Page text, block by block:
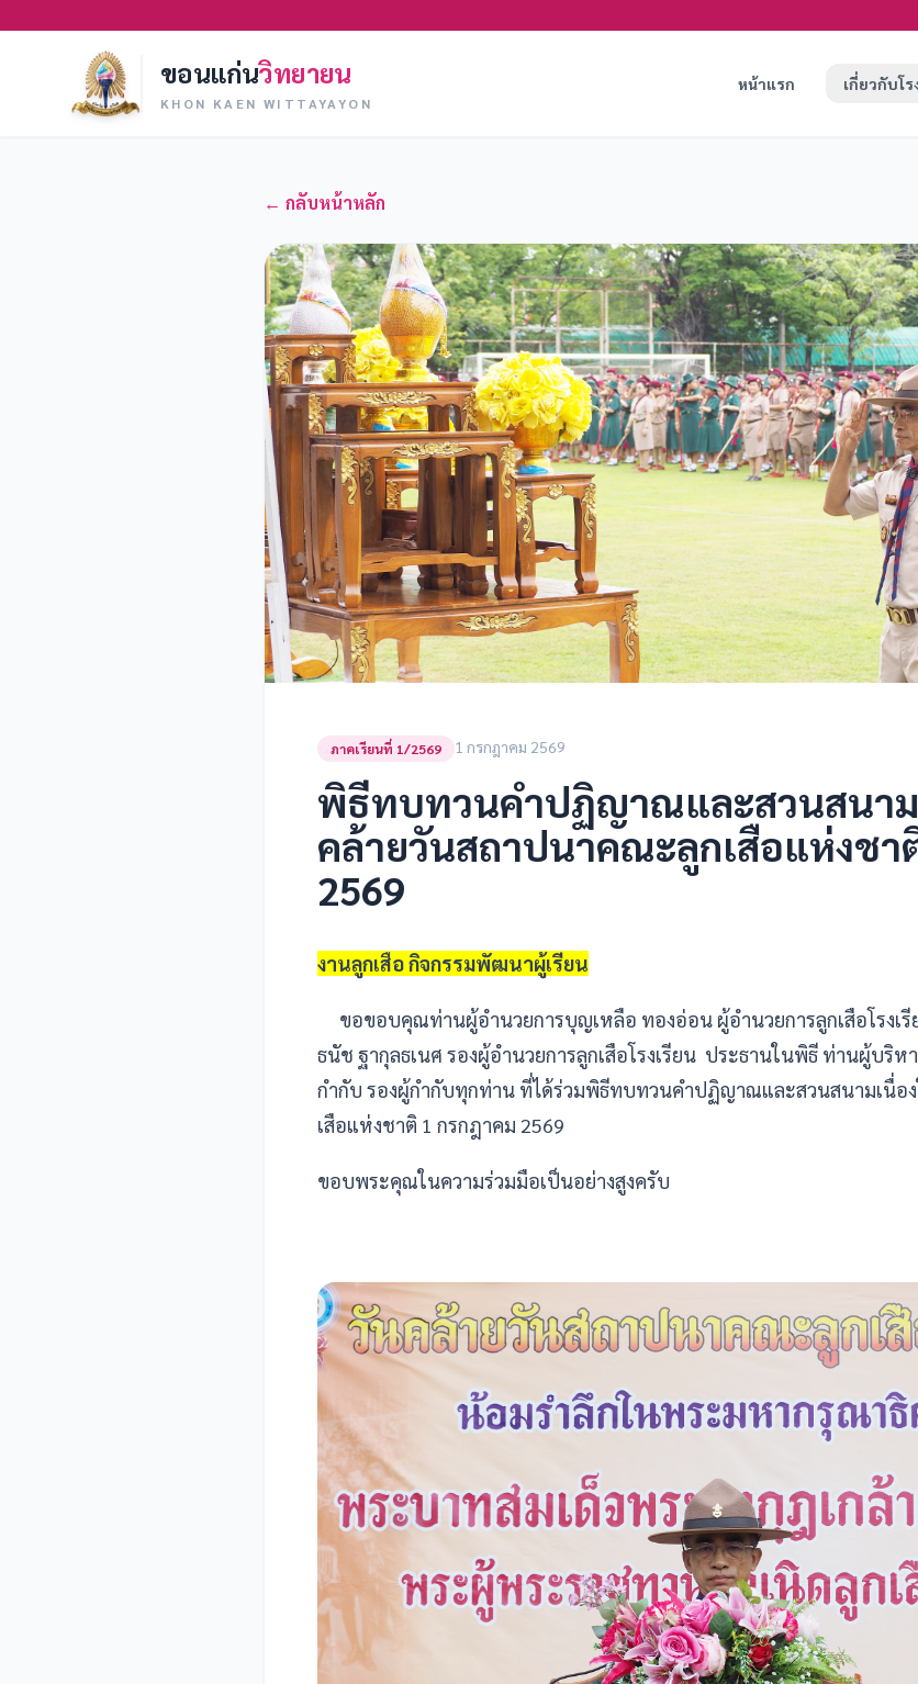
ขอนแก่นวิทยายน
KHON KAEN WITTAYAYON
หน้าแรก เกี่ยวกับโร
← กลับหน้าหลัก
ภาคเรียนที่ 1/2569 1 กรกฎาคม 2569
พิธีทบทวนคำปฏิญาณและสวนสนาม
คล้ายวันสถาปนาคณะลูกเสือแห่งชา
2569
งานลูกเสือ กิจกรรมพัฒนาผู้เรียน
ขอขอบคุณท่านผู้อำนวยการบุญเหลือ ทองอ่อน ผู้อำนวยการลูกเสือโรงเ
ธนัช ฐากุลธเนศ รองผู้อำนวยการลูกเสือโรงเรียน ประธานในพิธี ท่านผู้บริ
กำกับ รองผู้กำกับทุกท่าน ที่ได้ร่วมพิธีทบทวนคำปฏิญาณและสวนสนามเนื่อ
เสือแห่งชาติ 1 กรกฎาคม 2569
ขอบพระคุณในความร่วมมือเป็นอย่างสูงครับ